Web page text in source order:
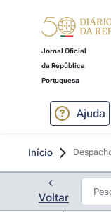
Jornal Oficial
da República
Portuguesa
Ajuda
Início
Voltar